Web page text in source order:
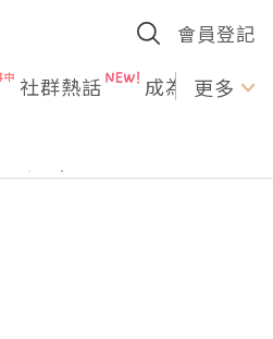
會員登記
社群熱話 成為U更多